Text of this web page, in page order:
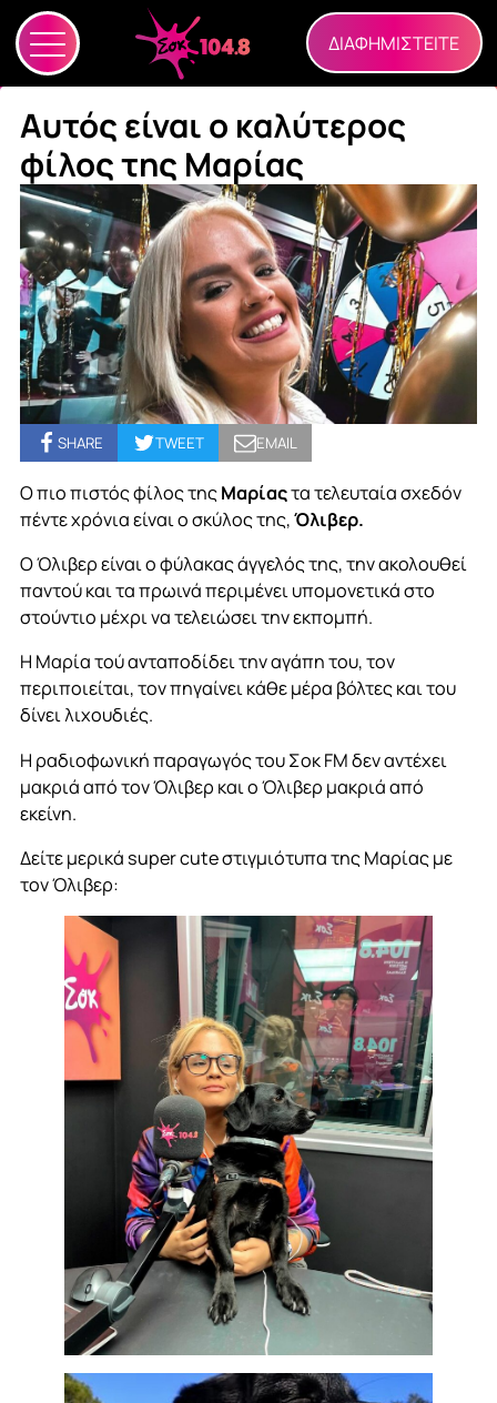
ΔΙΑΦΗΜΙΣΤΕΙΤΕ
Αυτός είναι ο καλύτερος
φίλος της Μαρίας
SHARE TWEET EMAIL
Ο πιο πιστός φίλος τηςΜαρίαςτα τελευταία σχεδόν
πέντε χρόνια είναι ο σκύλος της,Όλιβερ.
Ο Όλιβερ είναι ο φύλακας άγγελός της, την ακολουθεί
παντού και τα πρωινά περιμένει υπομονετικά στο
στούντιο μέχρι να τελειώσει την εκπομπή.
Η Μαρία τού ανταποδίδει την αγάπη του, τον
περιποιείται, τον πηγαίνει κάθε μέρα βόλτες και του
δίνει λιχουδιές.
Η ραδιοφωνική παραγωγός του Σοκ FM δεν αντέχει
μακριά από τον Όλιβερ και ο Όλιβερ μακριά από
εκείνη.
Δείτε μερικά super cute στιγμιότυπα της Μαρίας με
τον Όλιβερ: